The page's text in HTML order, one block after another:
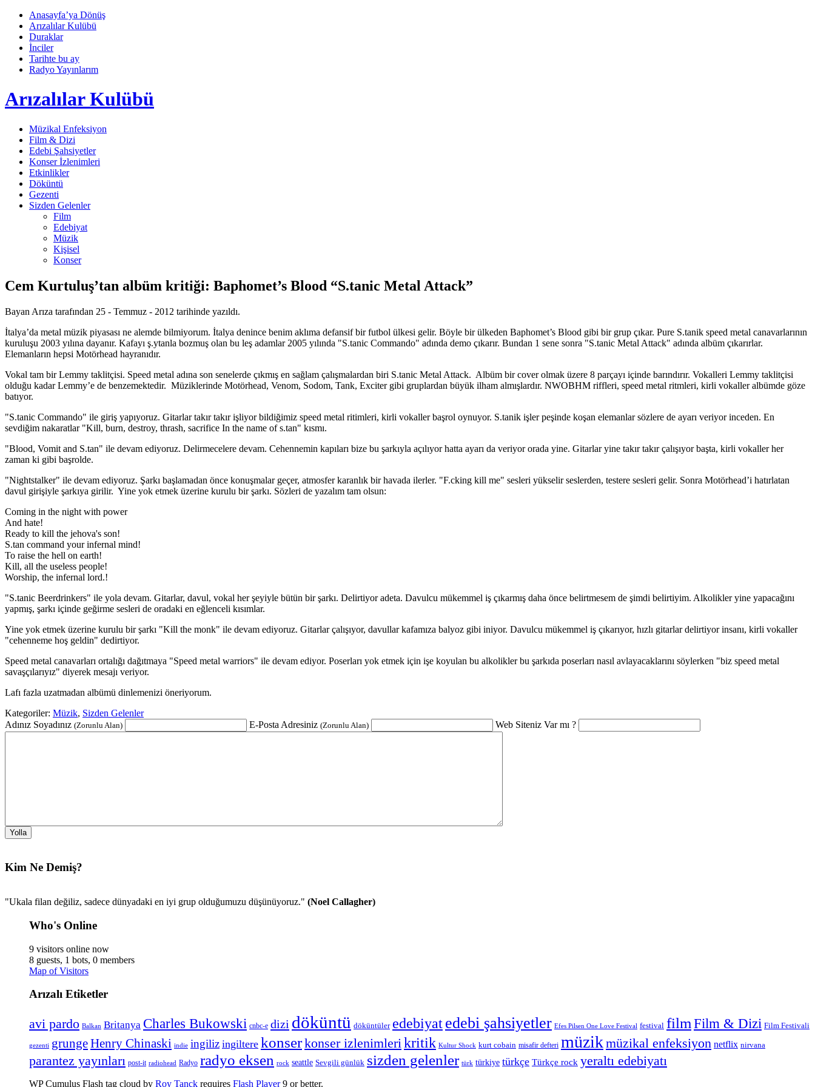
Anasayfa’ya Dönüş
Arızalılar Kulübü
Duraklar
İnciler
Tarihte bu ay
Radyo Yayınlarım
Arızalılar Kulübü
Müzikal Enfeksiyon
Film & Dizi
Edebi Şahsiyetler
Konser İzlenimleri
Etkinlikler
Döküntü
Gezenti
Sizden Gelenler
Film
Edebiyat
Müzik
Kişisel
Konser
Cem Kurtuluş’tan albüm kritiği: Baphomet’s Blood “S.tanic Metal Attack”
Bayan Arıza tarafından 25 - Temmuz - 2012 tarihinde yazıldı.
İtalya’da metal müzik piyasası ne alemde bilmiyorum. İtalya denince benim aklıma defansif bir futbol ülkesi gelir. Böyle bir ülkeden Baphomet’s Blood gibi bir grup çıkar. Pure S.tanik speed metal canavarlarının
kuruluşu 2003 yılına dayanır. Kafayı ş.ytanla bozmuş olan bu leş adamlar 2005 yılında "S.tanic Commando" adında demo çıkarır. Bundan 1 sene sonra "S.tanic Metal Attack" adında albüm çıkarırlar.
Elemanların hepsi Motörhead hayranıdır.
Vokal tam bir Lemmy taklitçisi. Speed metal adına son senelerde çıkmış en sağlam çalışmalardan biri S.tanic Metal Attack. Albüm bir cover olmak üzere 8 parçayı içinde barındırır. Vokalleri Lemmy taklitçisi
olduğu kadar Lemmy’e de benzemektedir. Müziklerinde Motörhead, Venom, Sodom, Tank, Exciter gibi gruplardan büyük ilham almışlardır. NWOBHM riffleri, speed metal ritmleri, kirli vokaller albümde göze
batıyor.
"S.tanic Commando" ile giriş yapıyoruz. Gitarlar takır takır işliyor bildiğimiz speed metal ritimleri, kirli vokaller başrol oynuyor. S.tanik işler peşinde koşan elemanlar sözlere de ayarı veriyor inceden. En
sevdiğim nakaratlar "Kill, burn, destroy, thrash, sacrifice In the name of s.tan" kısmı.
"Blood, Vomit and S.tan" ile devam ediyoruz. Delirmecelere devam. Cehennemin kapıları bize bu şarkıyla açılıyor hatta ayarı da veriyor orada yine. Gitarlar yine takır takır çalışıyor başta, kirli vokaller her
zaman ki gibi başrolde.
"Nightstalker" ile devam ediyoruz. Şarkı başlamadan önce konuşmalar geçer, atmosfer karanlık bir havada ilerler. "F.cking kill me" sesleri yükselir seslerden, testere sesleri gelir. Sonra Motörhead’i hatırlatan
davul girişiyle şarkıya girilir. Yine yok etmek üzerine kurulu bir şarkı. Sözleri de yazalım tam olsun:
Coming in the night with power
And hate!
Ready to kill the jehova's son!
S.tan command your infernal mind!
To raise the hell on earth!
Kill, all the useless people!
Worship, the infernal lord.!
"S.tanic Beerdrinkers" ile yola devam. Gitarlar, davul, vokal her şeyiyle bütün bir şarkı. Delirtiyor adeta. Davulcu mükemmel iş çıkarmış daha önce belirtmesem de şimdi belirtiyim. Alkolikler yine yapacağını
yapmış, şarkı içinde geğirme sesleri de oradaki en eğlenceli kısımlar.
Yine yok etmek üzerine kurulu bir şarkı "Kill the monk" ile devam ediyoruz. Gitarlar çalışıyor, davullar kafamıza balyoz gibi iniyor. Davulcu mükemmel iş çıkarıyor, hızlı gitarlar delirtiyor insanı, kirli vokaller
"cehenneme hoş geldin" dedirtiyor.
Speed metal canavarları ortalığı dağıtmaya "Speed metal warriors" ile devam ediyor. Poserları yok etmek için işe koyulan bu alkolikler bu şarkıda poserları nasıl avlayacaklarını söylerken "biz speed metal
savaşçılarıyız" diyerek mesajı veriyor.
Lafı fazla uzatmadan albümü dinlemenizi öneriyorum.
Kategoriler: Müzik, Sizden Gelenler
Adınız Soyadınız (Zorunlu Alan) E-Posta Adresiniz (Zorunlu Alan) Web Siteniz Var mı ?
Kim Ne Demiş?
"Ukala filan değiliz, sadece dünyadaki en iyi grup olduğumuzu düşünüyoruz." (Noel Callagher)
Who's Online
9 visitors online now
8 guests, 1 bots, 0 members
Map of Visitors
Arızalı Etiketler
avi pardo Balkan Britanya Charles Bukowski cnbc-e dizi döküntü döküntüler edebiyatedebi şahsiyetler Efes Pilsen One Love Festival festival film Film & Dizi Film Festivali
gezenti grungeHenry Chinaski indie ingiliz ingiltere konserkonser izlenimlerikritik Kultur Shock kurt cobain misafir defteri müzikmüzikal enfeksiyon netflix nirvana
parantez yayınları post-it radiohead Radyo radyo eksen rock seattle Sevgili günlük sizden gelenler türk türkiye türkçe Türkçe rock yeraltı edebiyatı
WP Cumulus Flash tag cloud by Roy Tanck requires Flash Player9 or better.